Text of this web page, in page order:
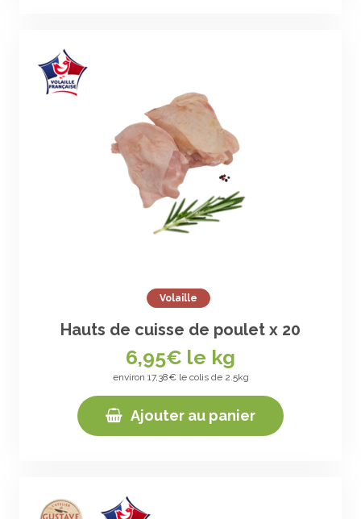
Volaille
Hauts de cuisse de poulet x 20
6,95€ le kg
environ 17,38€ le colis de 2.5kg
Ajouter au panier